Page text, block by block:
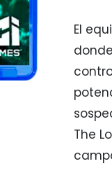
El
The